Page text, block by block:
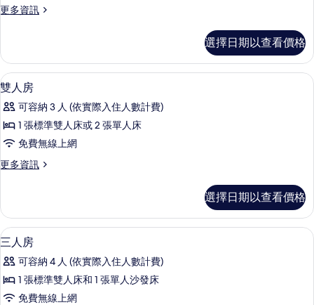
的
有
相
片
更多資訊
更
房
的
詳
選擇日期以查看價格
顯
示
雙
人
的
有
相
片
雙人房 | 客房內保險箱、書桌、隔音
15
雙人房
可容納 3 人 (依實際入住人數計費)
1 張標準雙人床或 2 張單人床
免費無線上網
更多資訊
更
房
的
詳
選擇日期以查看價格
顯
示
三
人
三人房 | 客房內保險箱、書桌、隔音
4
三人房
可容納 4 人 (依實際入住人數計費)
1 張標準雙人床和 1 張單人沙發床
免費無線上網